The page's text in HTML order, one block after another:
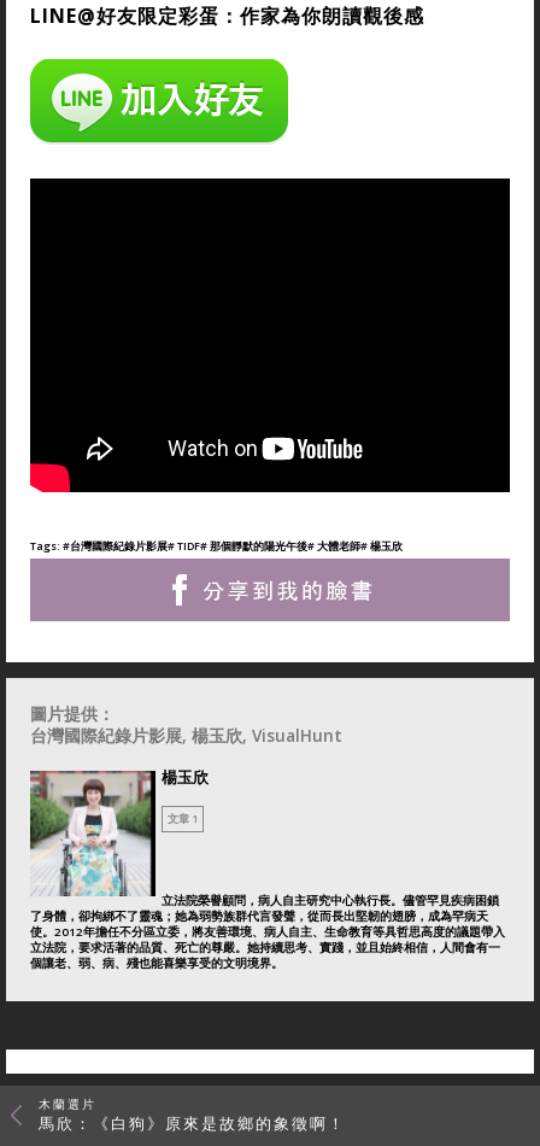
LINE@好友限定彩蛋：作家為你朗讀觀後感
Tags: #台灣國際紀錄片影展# TIDF# 那個靜默的陽光午後# 大體老師# 楊玉欣
圖片提供：
台灣國際紀錄片影展, 楊玉欣, VisualHunt
楊玉欣
文章 1
立法院榮譽顧問，病人自主研究中心執行長。儘管罕見疾病困鎖
了身體，卻拘綁不了靈魂；她為弱勢族群代言發聲，從而長出堅韌的翅膀，成為罕病天
使。2012年擔任不分區立委，將友善環境、病人自主、生命教育等具哲思高度的議題帶入
立法院，要求活著的品質、死亡的尊嚴。她持續思考、實踐，並且始終相信，人間會有一
個讓老、弱、病、殘也能喜樂享受的文明境界。
木蘭選片
馬欣：《白狗》原來是故鄉的象徵啊！